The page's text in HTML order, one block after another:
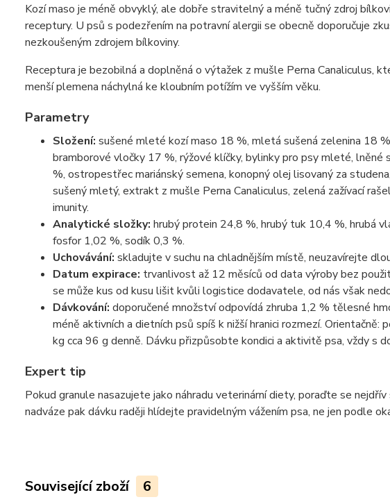
Kozí maso je méně obvyklý, ale dobře stravitelný a méně tučný zdroj
receptury. U psů s podezřením na potravní alergii se obecně doporučuje
nezkoušeným zdrojem bílkoviny.
Receptura je bezobilná a doplněná o výtažek z mušle Perna Canaliculus,
menší plemena náchylná ke kloubním potížím ve vyšším věku.
Parametry
Složení: sušené mleté kozí maso 18 %, mletá sušená zelenina 18
bramborové vločky 17 %, rýžové klíčky, bylinky pro psy mleté, lněné
%, ostropestřec mariánský semena, konopný olej lisovaný za
sušený mletý, extrakt z mušle Perna Canaliculus, zelená zažívací
imunity.
Analytické složky: hrubý protein 24,8 %, hrubý tuk 10,4 %, hrubá
fosfor 1,02 %, sodík 0,3 %.
Uchovávání: skladujte v suchu na chladnějším místě, neuzavírejte
Datum expirace: trvanlivost až 12 měsíců od data výroby bez
se může kus od kusu lišit kvůli logistice dodavatele, od nás však
Dávkování: doporučené množství odpovídá zhruba 1,2 % tělesné
méně aktivních a dietních psů spíš k nižší hranici rozmezí.
kg cca 96 g denně. Dávku přizpůsobte kondici a aktivitě psa, vždy s
Expert tip
Pokud granule nasazujete jako náhradu veterinární diety, poraďte se
nadváze pak dávku raději hlídejte pravidelným vážením psa, ne jen podle
Související zboží 6